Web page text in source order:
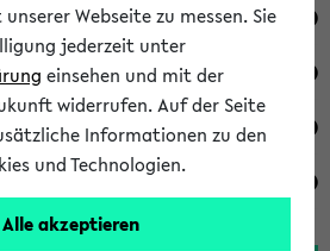
Webseite zu messen. Sie
jederzeit unter
einsehen und mit der
widerrufen. Auf der Seite
Informationen zu den
und Technologien.
Alle akzeptieren